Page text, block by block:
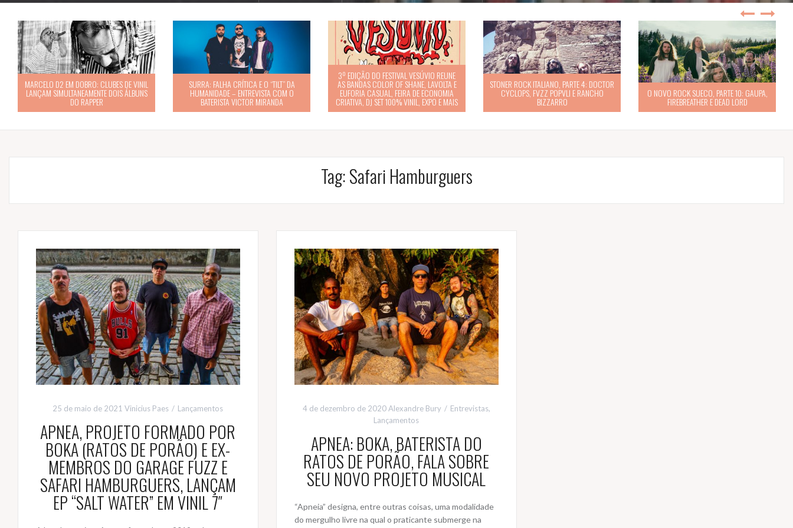
MARCELO D2 EM DOBRO: CLUBES DE VINIL
LANÇAM SIMULTANEAMENTE DOIS ÁLBUNS
DO RAPPER
SURRA: FALHA CRÍTICA E O “TILT” DA
HUMANIDADE – ENTREVISTA COM O
BATERISTA VICTOR MIRANDA
3º EDIÇÃO DO FESTIVAL VESÚVIO REUNE
AS BANDAS COLOR OF SHANE, LAVOLTA E
EUFORIA CASUAL, FEIRA DE ECONOMIA
CRIATIVA, DJ SET 100% VINIL, EXPO E MAIS
STONER ROCK ITALIANO, PARTE 4: DOCTOR
CYCLOPS, FVZZ POPVLI E RANCHO
BIZZARRO
O NOVO ROCK SUECO, PARTE 10: GAUPA,
FIREBREATHER E DEAD LORD
Tag:Safari Hamburguers
25 de maio de 2021 Vinicius Paes Lançamentos
APNEA, PROJETO FORMADO POR
BOKA (RATOS DE PORÃO) E EX-
MEMBROS DO GARAGE FUZZ E
SAFARI HAMBURGUERS, LANÇAM
EP “SALT WATER” EM VINIL 7″
4 de dezembro de 2020Alexandre Bury Entrevistas,
Lançamentos
APNEA: BOKA, BATERISTA DO
RATOS DE PORÃO, FALA SOBRE
SEU NOVO PROJETO MUSICAL
“Apneia” designa, entre outras coisas, uma modalidade
do mergulho livre na qual o praticante submerge na